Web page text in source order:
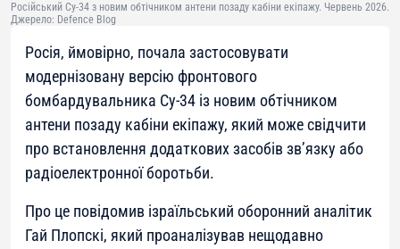
Російський Су-34 з новим обтічником антени позаду кабіни екіпажу. Червень 2026.
Джерело: Defence Blog
Росія, ймовірно, почала застосовувати
модернізовану версію фронтового
бомбардувальника Су-34 із новим обтічником
антени позаду кабіни екіпажу, який може свідчити
про встановлення додаткових засобів зв’язку або
радіоелектронної боротьби.
Про це повідомив ізраїльський оборонний аналітик
Гай Плопскі, який проаналізував нещодавно